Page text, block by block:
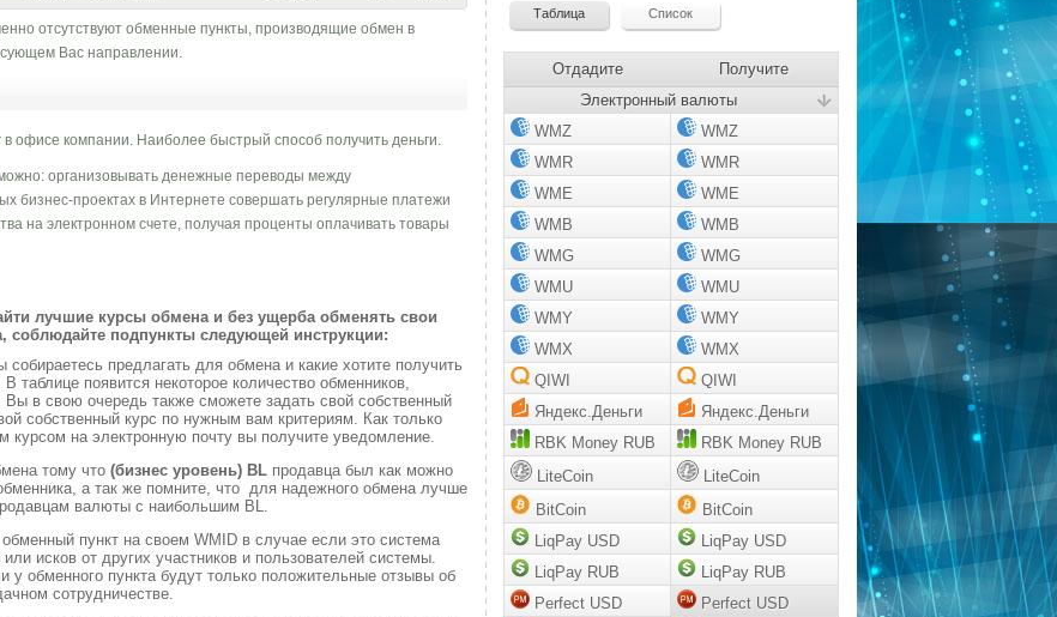
отсутствуют обменные пункты, производящие обмен в
Вас направлении.
офисе компании. Наиболее быстрый способ получить деньги.
организовывать денежные переводы между
бизнес-проектах в Интернете совершать регулярные платежи
на электронном счете, получая проценты оплачивать товары
лучшие курсы обмена и без ущерба обменять свои
соблюдайте подпункты следующей инструкции:
собираетесь предлагать для обмена и какие хотите получить
появится некоторое количество обменников,
Вы в свою очередь также сможете задать свой собственный
собственный курс по нужным вам критериям. Как только
курсом на электронную почту вы получите уведомление.
тому что (бизнес уровень) BL продавца был как можно
а так же помните, что для надежного обмена лучше
валюты с наибольшим BL.
пункт на своем WMID в случае если это система
исков от других участников и пользователей системы.
у обменного пункта будут только положительные отзывы об
сотрудничестве.
Отдадите
Получите
Электронный валюты
WMZ
WMZ
WMR
WMR
WME
WME
WMB
WMB
WMG
WMG
WMU
WMU
WMY
WMY
WMX
WMX
QIWI
QIWI
Яндекс.Деньги
Яндекс.Деньги
RBK Money RUB
RBK Money RUB
LiteCoin
LiteCoin
BitCoin
BitCoin
LiqPay USD
LiqPay USD
LiqPay RUB
LiqPay RUB
Perfect USD
Perfect USD